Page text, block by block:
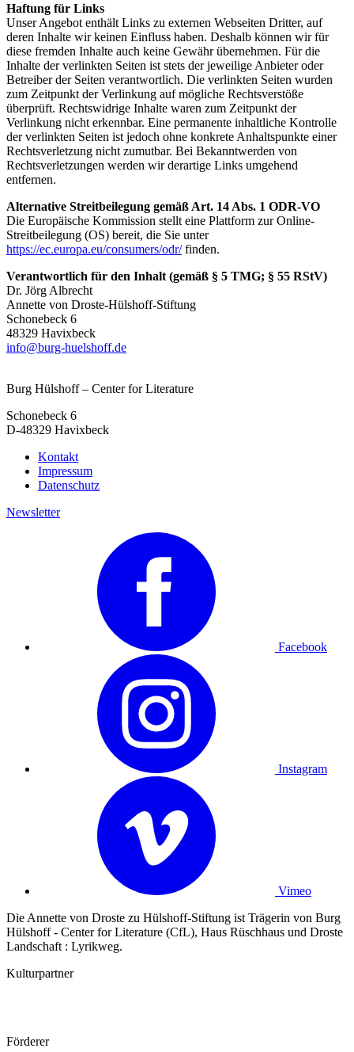
Haftung für Links
Unser Angebot enthält Links zu externen Webseiten Dritter, auf
deren Inhalte wir keinen Einfluss haben. Deshalb können wir für
diese fremden Inhalte auch keine Gewähr übernehmen. Für die
Inhalte der verlinkten Seiten ist stets der jeweilige Anbieter oder
Betreiber der Seiten verantwortlich. Die verlinkten Seiten wurden
zum Zeitpunkt der Verlinkung auf mögliche Rechtsverstöße
überprüft. Rechtswidrige Inhalte waren zum Zeitpunkt der
Verlinkung nicht erkennbar. Eine permanente inhaltliche Kontrolle
der verlinkten Seiten ist jedoch ohne konkrete Anhaltspunkte einer
Rechtsverletzung nicht zumutbar. Bei Bekanntwerden von
Rechtsverletzungen werden wir derartige Links umgehend
entfernen.
Alternative Streitbeilegung gemäß Art. 14 Abs. 1 ODR-VO
Die Europäische Kommission stellt eine Plattform zur Online-
Streitbeilegung (OS) bereit, die Sie unter
https://ec.europa.eu/consumers/odr/finden.
Verantwortlich für den Inhalt (gemäß § 5 TMG; § 55 RStV)
Dr. Jörg Albrecht
Annette von Droste-Hülshoff-Stiftung
Schonebeck 6
48329 Havixbeck
info@burg-huelshoff.de
Burg Hülshoff – Center for Literature
Schonebeck 6
D-48329 Havixbeck
Kontakt
Impressum
Datenschutz
Newsletter
Facebook
Instagram
Vimeo
Die Annette von Droste zu Hülshoff-Stiftung ist Trägerin von Burg
Hülshoff - Center for Literature (CfL), Haus Rüschhaus und Droste
Landschaft : Lyrikweg.
Kulturpartner
Förderer